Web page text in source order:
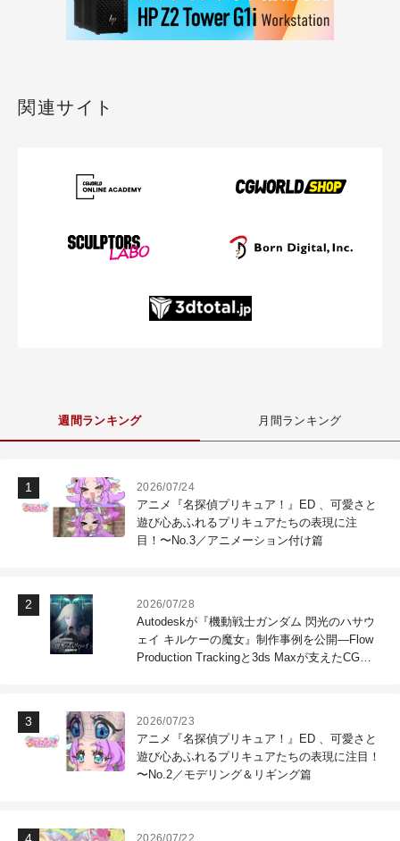
関連サイト
週間ランキング 月間ランキング
2026/07/24
アニメ『名探偵プリキュア！』ED 、可愛さと
遊び心あふれるプリキュアたちの表現に注
目！〜No.3／アニメーション付け篇
2026/07/28
Autodeskが『機動戦士ガンダム 閃光のハサウ
ェイ キルケーの魔女』制作事例を公開―Flow
Production Trackingと3ds Maxが支えたCG制
2026/07/23
アニメ『名探偵プリキュア！』ED 、可愛さと
遊び心あふれるプリキュアたちの表現に注目！
〜No.2／モデリング＆リギング篇
2026/07/22